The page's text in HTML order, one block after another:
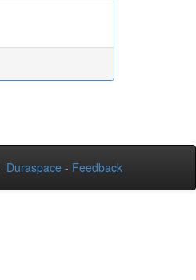
Duraspace - Feedback